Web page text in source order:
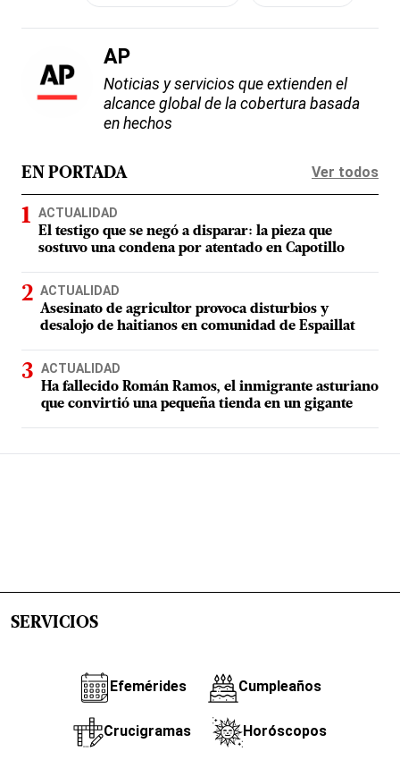
AP
Noticias y servicios que extienden el
alcance global de la cobertura basada
en hechos
EN PORTADA Ver todos
ACTUALIDAD
El testigo que se negó a disparar: la pieza que
sostuvo una condena por atentado en Capotillo
ACTUALIDAD
Asesinato de agricultor provoca disturbios y
desalojo de haitianos en comunidad de Espaillat
ACTUALIDAD
Ha fallecido Román Ramos, el inmigrante asturiano
que convirtió una pequeña tienda en un gigante
SERVICIOS
Efemérides Cumpleaños
Crucigramas Horóscopos